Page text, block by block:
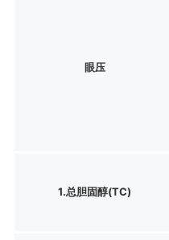
眼压
1.总胆固醇(TC)